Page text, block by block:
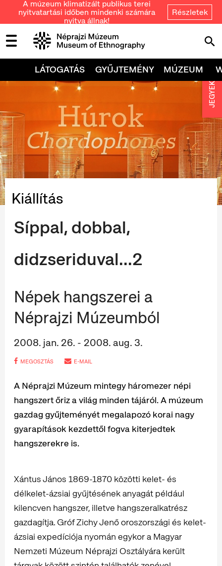
A múzeum klimatizált publikus terei
nyitvatartási időben mindenki számára
nyitva állnak!
Részletek
LÁTOGATÁS GYŰJTEMÉNY MÚZEUM
Kiállítás
Síppal, dobbal,
didzseriduval...2
Népek hangszerei a
Néprajzi Múzeumból
2008. jan. 26. - 2008. aug. 3.
MEGOSZTÁS E-MAIL
A Néprajzi Múzeum mintegy háromezer népi
hangszert őriz a világ minden tájáról. A múzeum
gazdag gyűjteményét megalapozó korai nagy
gyarapítások kezdettől fogva kiterjedtek
hangszerekre is.
Xántus János 1869-1870 közötti kelet- és
délkelet-ázsiai gyűjtésének anyagát például
kilencven hangszer, illetve hangszeralkatrész
gazdagítja. Gróf Zichy Jenő oroszországi és kelet-
ázsiai expedíciója nyomán egykor a Magyar
Nemzeti Múzeum Néprajzi Osztályára került
JEGYEK